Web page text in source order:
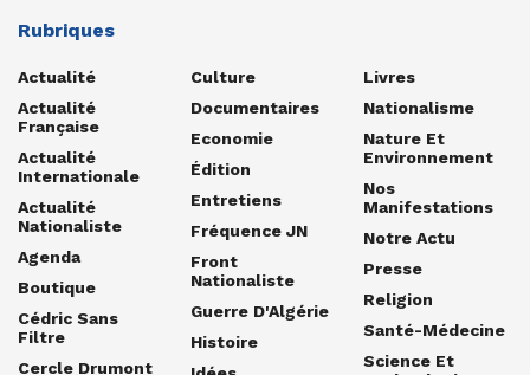
Rubriques
Actualité
Actualité
Française
Actualité
Internationale
Actualité
Nationaliste
Agenda
Boutique
Cédric Sans
Filtre
Cercle Drumont
Culture
Documentaires
Economie
Édition
Entretiens
Fréquence JN
Front
Nationaliste
Guerre D'Algérie
Histoire
Livres
Nationalisme
Nature Et
Environnement
Nos
Manifestations
Notre Actu
Presse
Religion
Santé-Médecine
Science Et